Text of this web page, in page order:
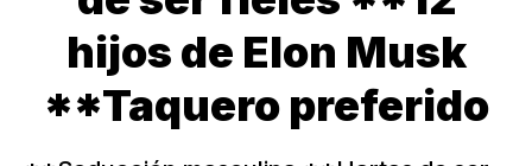
hijos de Elon Musk
**Taquero preferido